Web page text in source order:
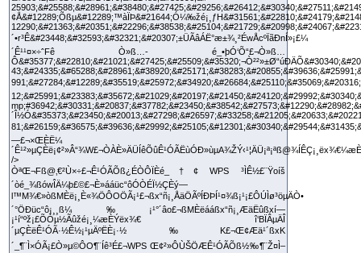
ÒªŒ¬Fß@‚€²Ù×÷£¬Ê¹ÓÃÕß¿ÉÒÔÏÈé_†¢ WPS ³ÌÊ½£¨Ÿoíš
´òé_¾ßówÎÄ¼þ£©£¬È»ááüc“ôÓÒÉÏ½ÇÈý—
l™M¾€»òßMÈë¡¸È«¾ÖÔOÖÃ¡¹£¬ßx“ñ¡¸ÅäÖÃºÍÐÞÍ¹¤¾ß¡¹¡£ÔÚÌø³öµÄÒ•
´°ÖÐüc“ô¡¸¸ß¼‰¡¹°´âo£¬ßMÈëááßx“ñ¡¸ÆäËûßxí—
¡¹í“ºž¡£ÕÒµ½Ãûžé¡¸¼æÈÝëx¾€ î‘BÏÂµÄÎ
´µÇÈëÊ¹ÓÃ·½Ê½¡¹µÄºËÈ¡·½‰K£¬Œ¢Æä¹´ßxK
´_¶¨Ì×ÓÃ¡£Ò»µ©ÔO¶¨Íê³É£¬WPS Œ¢²»ÔÙŠÖÆÊ¹ÓÃÕß½‰¶¨Ž¤Ì–